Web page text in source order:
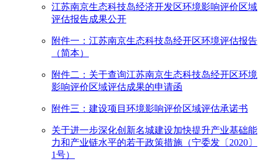
江苏南京生态科技岛经济开发区环境影响评价区域
评估报告成果公开
附件一：江苏南京生态科技岛经开区环境评估报告
（简本）
附件二：关于查询江苏南京生态科技岛经开区环境
影响评价区域评估成果的申请函
附件三：建设项目环境影响评价区域评估承诺书
关于进一步深化创新名城建设加快提升产业基础能
力和产业链水平的若干政策措施（宁委发〔2020〕
1号）